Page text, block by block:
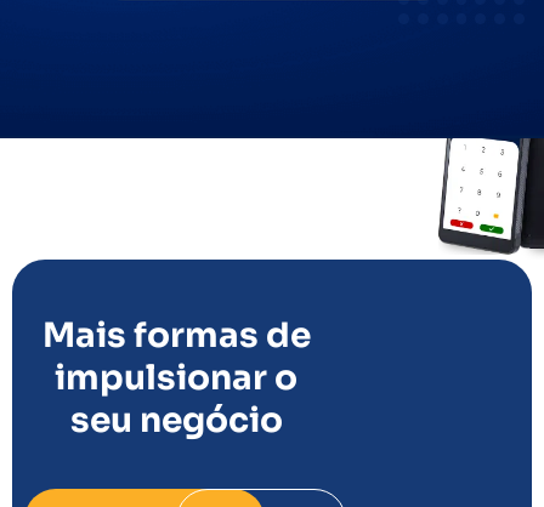
Mais formas de
impulsionar o
seu negócio